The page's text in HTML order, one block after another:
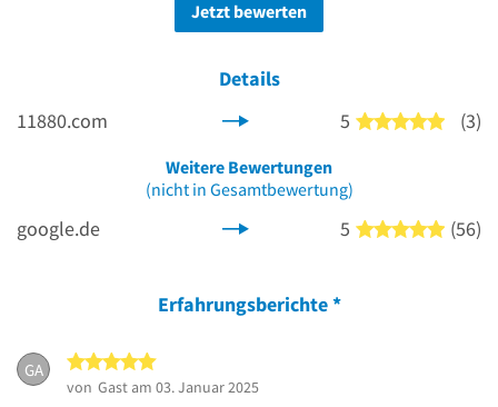
Jetzt bewerten
Details
11880.com
5 5 von
(3)
Weitere Bewertungen
(nicht in Gesamtbewertung)
google.de 5 5 von
(56)
Erfahrungsberichte*
GA
von Gast am 03. Januar 2025